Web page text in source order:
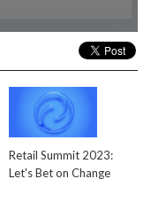
Retail Summit 2023:
Let's Bet on Change